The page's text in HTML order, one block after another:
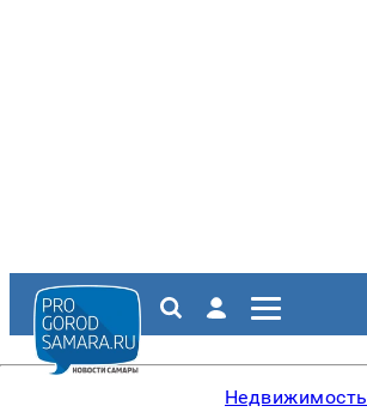
Недвижимость